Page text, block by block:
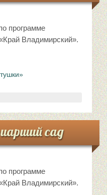
программе
Владимирский».
сад
программе
Владимирский».